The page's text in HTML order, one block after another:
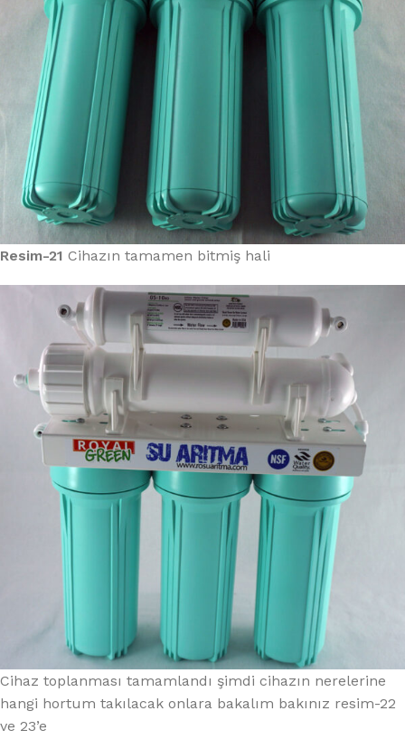
Resim-21 Cihazın tamamen bitmiş hali
Cihaz toplanması tamamlandı şimdi cihazın nerelerine
hangi hortum takılacak onlara bakalım bakınız resim-22
ve 23’e